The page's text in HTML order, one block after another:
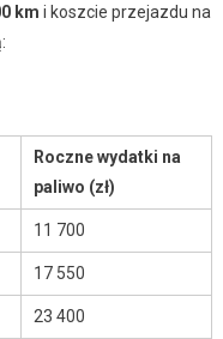
km i koszcie przejazdu na
Roczne wydatki na
paliwo (zł)
11 700
17 550
23 400